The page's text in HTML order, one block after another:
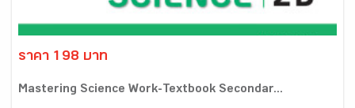
ราคา 198 บาท
Mastering Science Work-Textbook Secondar...